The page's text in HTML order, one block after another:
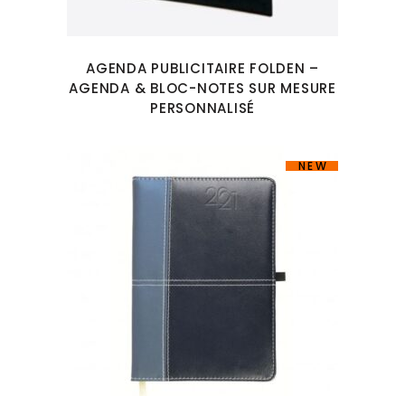
AGENDA PUBLICITAIRE FOLDEN –
AGENDA & BLOC-NOTES SUR MESURE
PERSONNALISÉ
NEW